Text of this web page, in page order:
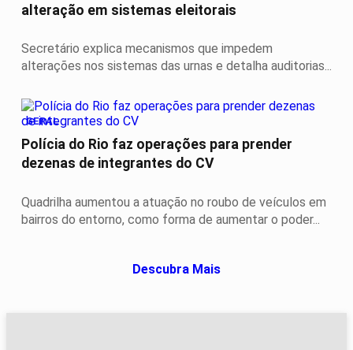
alteração em sistemas eleitorais
Secretário explica mecanismos que impedem
alterações nos sistemas das urnas e detalha auditorias...
GERAL
Polícia do Rio faz operações para prender
dezenas de integrantes do CV
Quadrilha aumentou a atuação no roubo de veículos em
bairros do entorno, como forma de aumentar o poder...
Descubra Mais